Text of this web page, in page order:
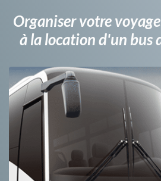
Organiser votre
à la location d'un bus